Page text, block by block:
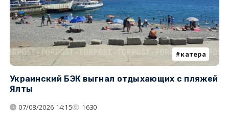
катера
Украинский БЭК выгнал отдыхающих с пляжей
Ялты
07/08/2026 14:15 1630